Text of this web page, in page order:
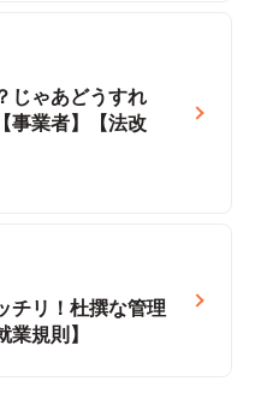
じゃあどうすれ
事業者】【法改
チリ！杜撰な管理
規則】